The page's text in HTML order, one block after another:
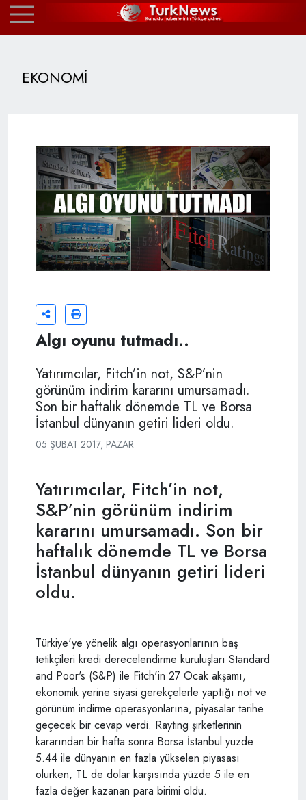
EKONOMİ
Algı oyunu tutmadı..
Yatırımcılar, Fitch’in not, S&P’nin
görünüm indirim kararını umursamadı.
Son bir haftalık dönemde TL ve Borsa
İstanbul dünyanın getiri lideri oldu.
05 ŞUBAT 2017, PAZAR
Yatırımcılar, Fitch’in not,
S&P’nin görünüm indirim
kararını umursamadı. Son bir
haftalık dönemde TL ve Borsa
İstanbul dünyanın getiri lideri
oldu.
Türkiye'ye yönelik algı operasyonlarının baş
tetikçileri kredi derecelendirme kuruluşları Standard
and Poor's (S&P) ile Fitch'in 27 Ocak akşamı,
ekonomik yerine siyasi gerekçelerle yaptığı not ve
görünüm indirme operasyonlarına, piyasalar tarihe
geçecek bir cevap verdi. Rayting şirketlerinin
kararından bir hafta sonra Borsa İstanbul yüzde
5.44 ile dünyanın en fazla yükselen piyasası
olurken, TL de dolar karşısında yüzde 5 ile en
fazla değer kazanan para birimi oldu.